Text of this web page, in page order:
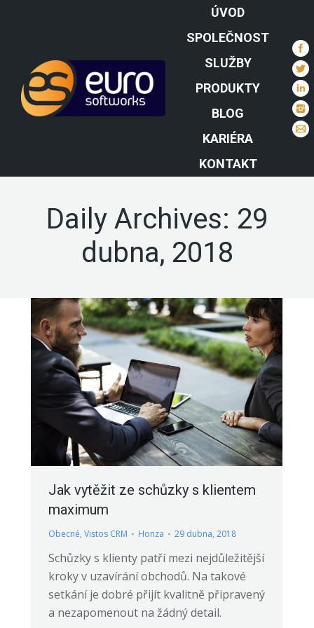
ÚVOD
SPOLEČNOST
SLUŽBY
PRODUKTY
BLOG
KARIÉRA
KONTAKT
Daily Archives: 29
dubna, 2018
Jak vytěžit ze schůzky s klientem
maximum
Obecné, Vistos CRM Honza 29 dubna, 2018
Schůzky s klienty patří mezi nejdůležitější
kroky v uzavírání obchodů. Na takové
setkání je dobré přijít kvalitně připravený
a nezapomenout na žádný detail.